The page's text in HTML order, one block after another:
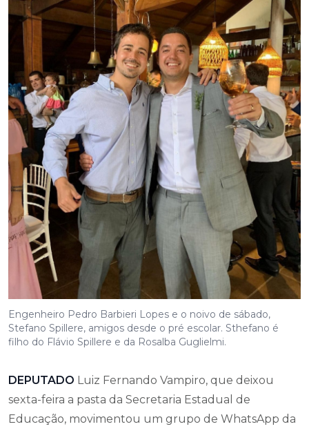
Engenheiro Pedro Barbieri Lopes e o noivo de sábado,
Stefano Spillere, amigos desde o pré escolar. Sthefano é
filho do Flávio Spillere e da Rosalba Guglielmi.
DEPUTADO Luiz Fernando Vampiro, que deixou
sexta-feira a pasta da Secretaria Estadual de
Educação, movimentou um grupo de WhatsApp da